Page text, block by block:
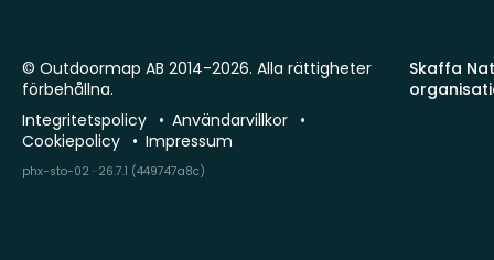
Skaffa
© Outdoormap AB 2014-2026. Alla rättigheter
förbehållna.
Integritetspolicy
Användarvillkor
Cookiepolicy
Impressum
phx-sto-02 · 26.7.1 (449747a8c)